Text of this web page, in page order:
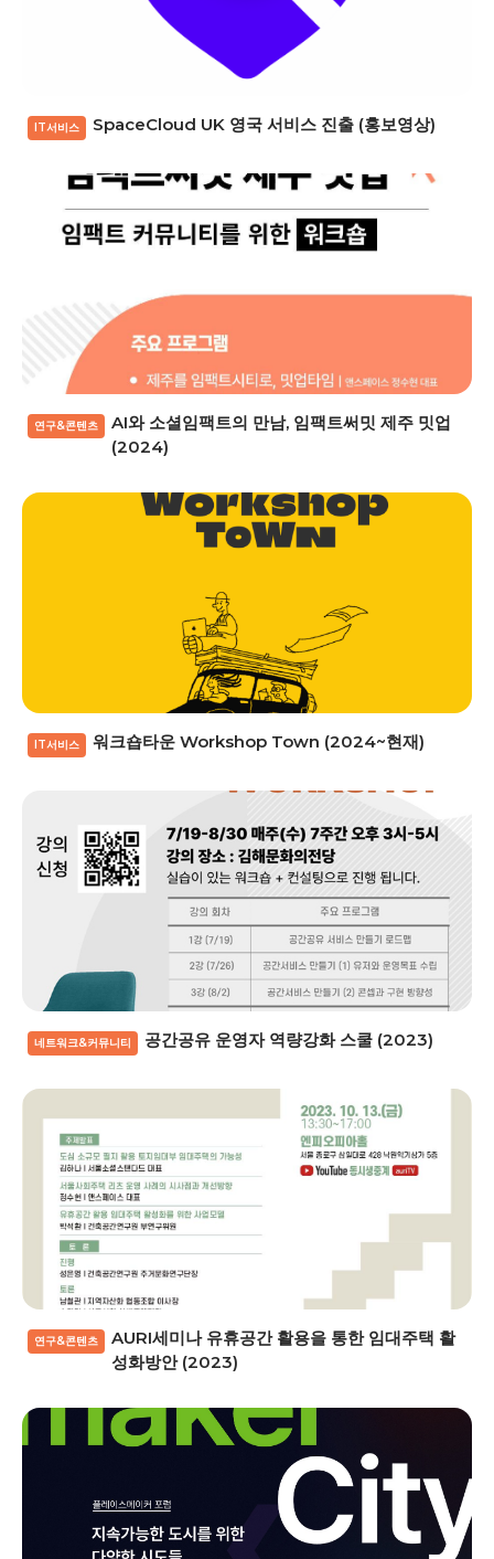
IT서비스 SpaceCloud UK 영국 서비스 진출 (홍보영상)
연구&콘텐츠
AI와 소셜임팩트의 만남, 임팩트써밋 제주 밋업
(2024)
IT서비스 워크숍타운 Workshop Town (2024~현재)
네트워크&커뮤니티 공간공유 운영자 역량강화 스쿨 (2023)
연구&콘텐츠
AURI세미나 유휴공간 활용을 통한 임대주택 활
성화방안 (2023)